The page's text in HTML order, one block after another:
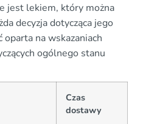
jest lekiem, który można
decyzja dotycząca jego
na wskazaniach
ogólnego stanu
Czas
dostawy